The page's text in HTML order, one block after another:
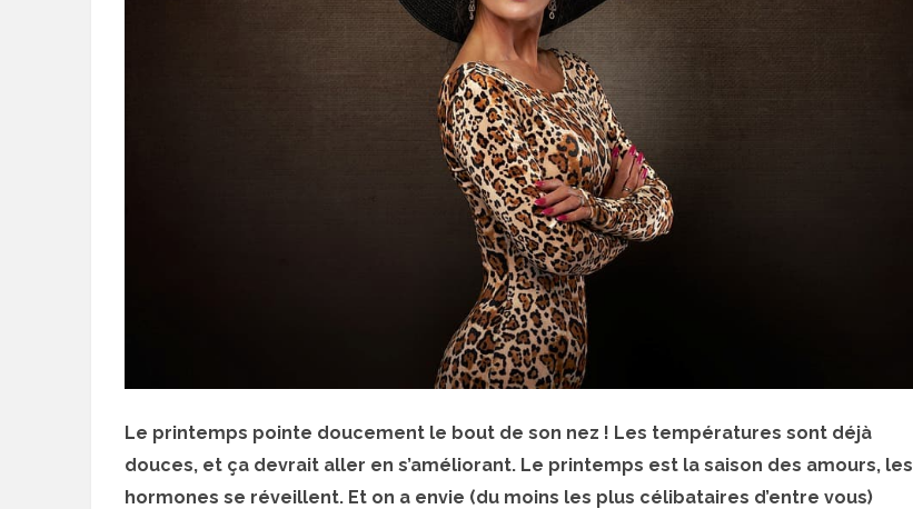
Le printemps pointe doucement le bout de son nez ! Les températures sont déjà
douces, et ça devrait aller en s’améliorant. Le printemps est la saison des amours, les
hormones se réveillent. Et on a envie (du moins les plus célibataires d’entre vous)